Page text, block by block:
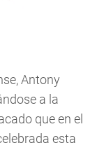
Antony
a la
que en el
esta